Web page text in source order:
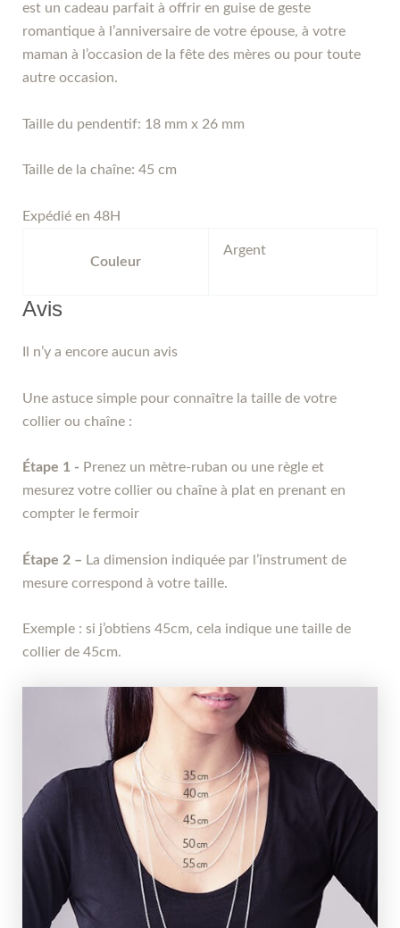
est un cadeau parfait à offrir en guise de geste
romantique à l’anniversaire de votre épouse, à votre
maman à l’occasion de la fête des mères ou pour toute
autre occasion.
Taille du pendentif: 18 mm x 26 mm
Taille de la chaîne: 45 cm
Expédié en 48H
Couleur
Argent
Avis
Il n’y a encore aucun avis
Une astuce simple pour connaître la taille de votre
collier ou chaîne :
Étape 1 - Prenez un mètre-ruban ou une règle et
mesurez votre collier ou chaîne à plat en prenant en
compter le fermoir
Étape 2 – La dimension indiquée par l’instrument de
mesure correspond à votre taille.
Exemple : si j’obtiens 45cm, cela indique une taille de
collier de 45cm.